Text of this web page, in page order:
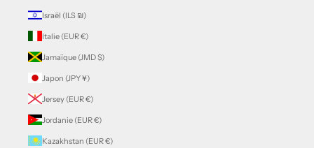
Israël (ILS ₪)
Italie (EUR €)
Jamaïque (JMD $)
Japon (JPY ¥)
Jersey (EUR €)
Jordanie (EUR €)
Kazakhstan (EUR €)